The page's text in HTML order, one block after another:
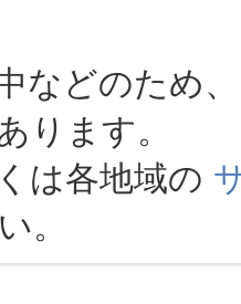
などのため
ります。
は各地域の
。